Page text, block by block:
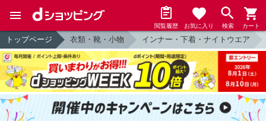
閲覧履歴 お気に入り 検索 カート
トップページ 衣類・靴・小物 インナー・下着・ナイトウエア